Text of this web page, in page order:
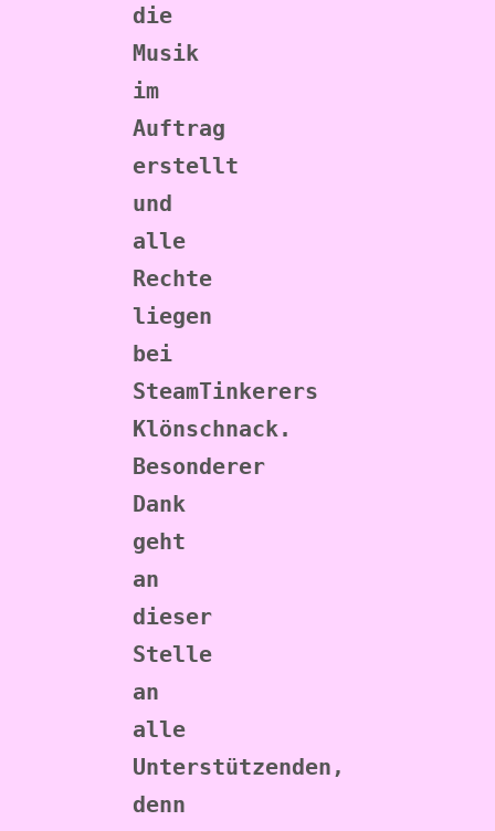
die
Musik
im
Auftrag
erstellt
und
alle
Rechte
liegen
bei
SteamTinkerers
Klönschnack.
Besonderer
Dank
geht
an
dieser
Stelle
an
alle
Unterstützenden,
denn